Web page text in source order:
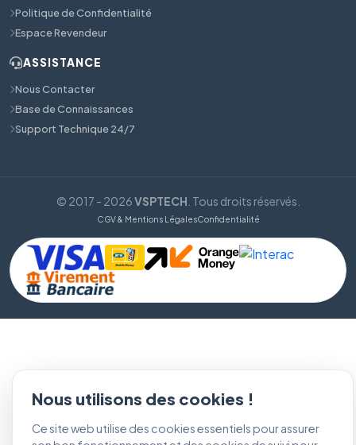
Politique de Confidentialité
Espace Revendeur
ASSISTANCE
Nous Contacter
Base de Connaissances
Support Technique 24/7
© 2017 - 2026VSPTECH . Tous droits réservés.
CGV & Mentions LégalesConfidentialité
Nous utilisons des cookies !
Ce site web utilise des cookies essentiels pour assurer